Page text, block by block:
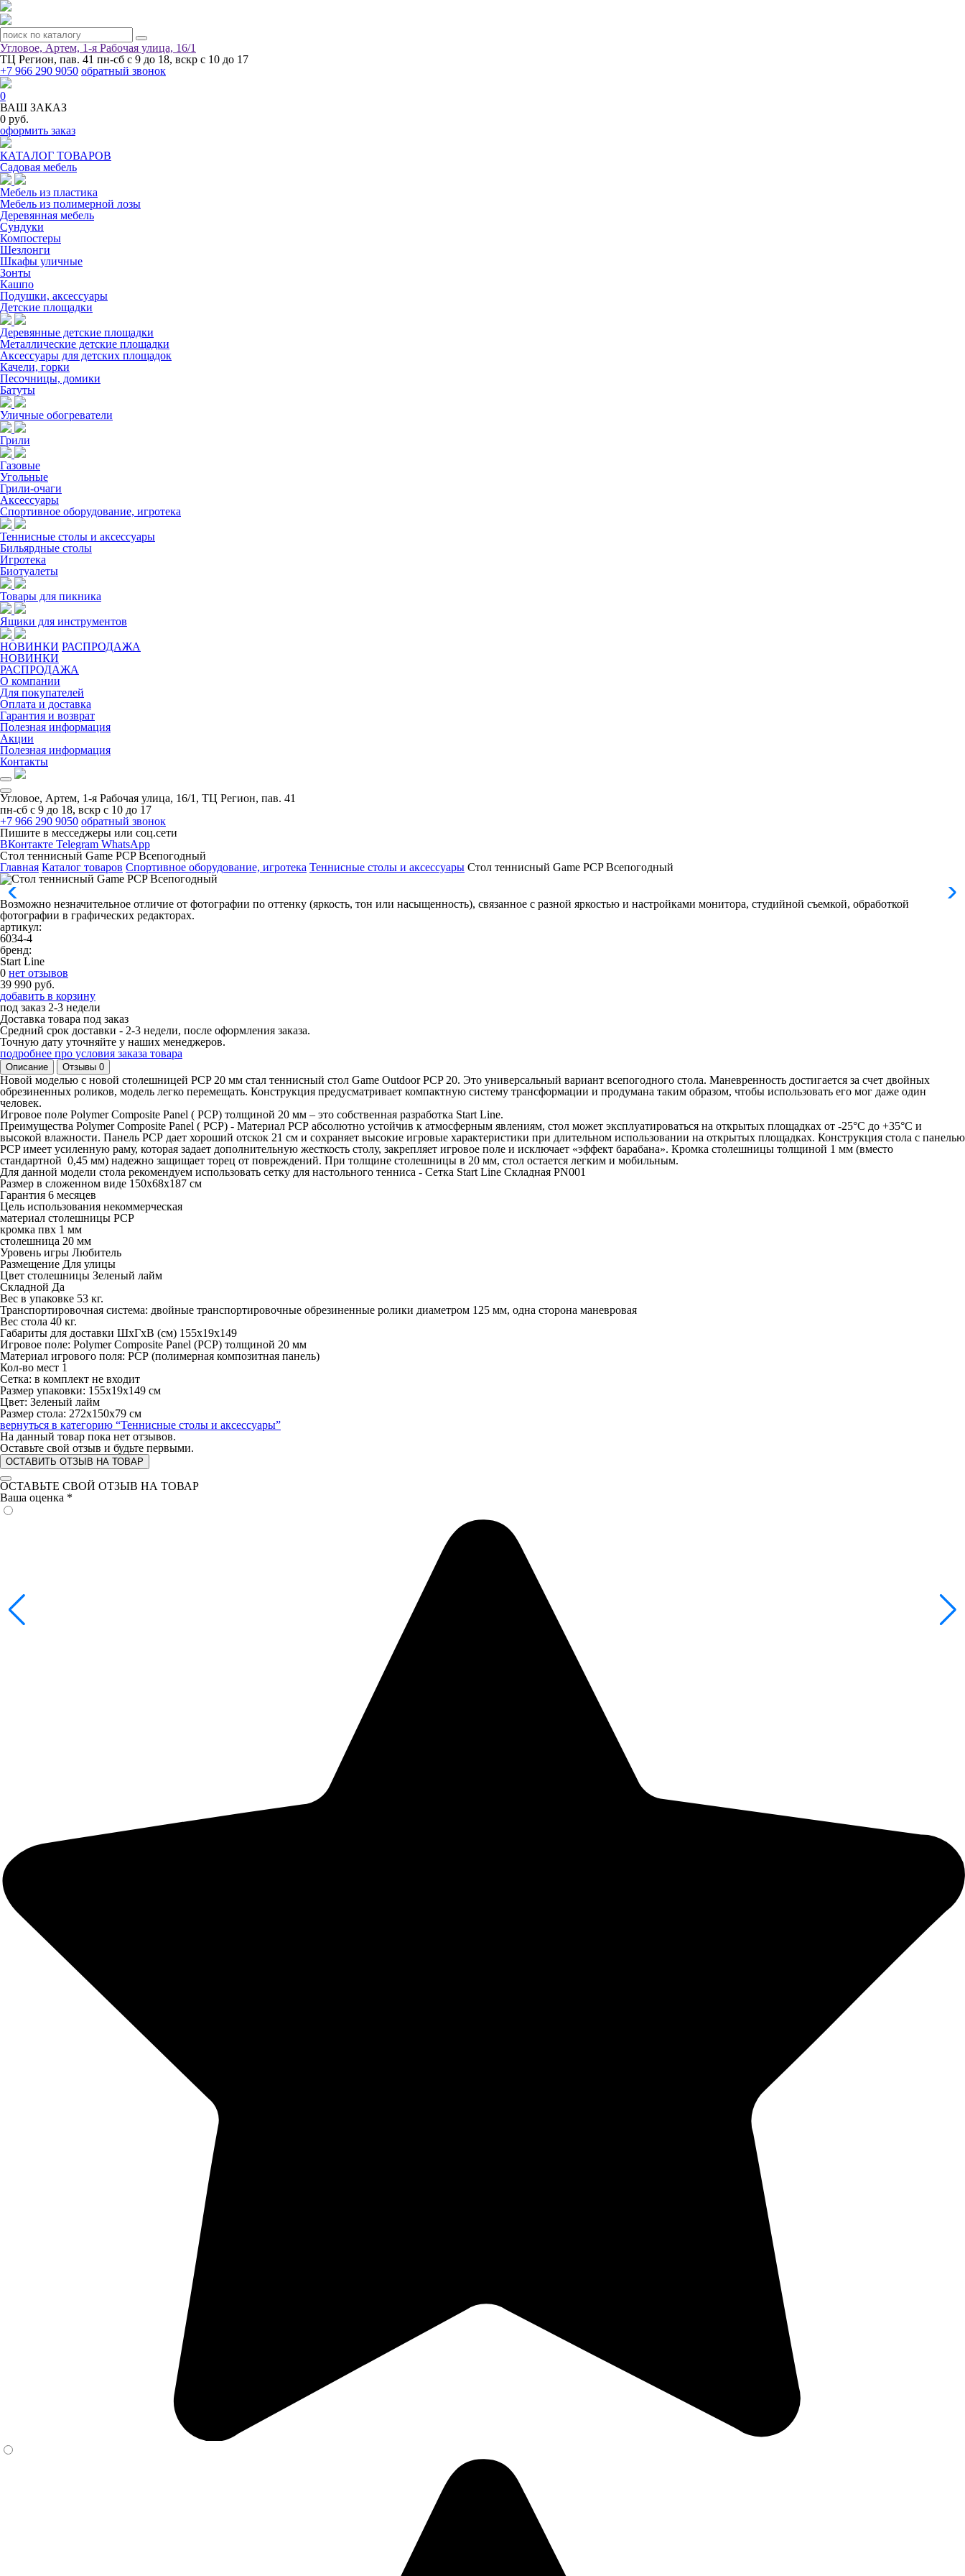
Угловое, Артем, ​1-я Рабочая улица, 16/1
ТЦ Регион, пав. 41 пн-сб с 9 до 18, вскр с 10 до 17
+7 966 290 9050 обратный звонок
0
ВАШ ЗАКАЗ
0 руб.
оформить заказ
КАТАЛОГ ТОВАРОВ
Садовая мебель
Мебель из пластика
Мебель из полимерной лозы
Деревянная мебель
Сундуки
Компостеры
Шезлонги
Шкафы уличные
Зонты
Кашпо
Подушки, аксессуары
Детские площадки
Деревянные детские площадки
Металлические детские площадки
Аксессуары для детских площадок
Качели, горки
Песочницы, домики
Батуты
Уличные обогреватели
Грили
Газовые
Угольные
Грили-очаги
Аксессуары
Спортивное оборудование, игротека
Теннисные столы и аксессуары
Бильярдные столы
Игротека
Биотуалеты
Товары для пикника
Ящики для инструментов
НОВИНКИ РАСПРОДАЖА
НОВИНКИ
РАСПРОДАЖА
О компании
Для покупателей
Оплата и доставка
Гарантия и возврат
Полезная информация
Акции
Полезная информация
Контакты
Угловое, Артем, ​1-я Рабочая улица, 16/1, ТЦ Регион, пав. 41
пн-сб с 9 до 18, вскр с 10 до 17
+7 966 290 9050 обратный звонок
Пишите в месседжеры или соц.сети
ВКонтакте Telegram WhatsApp
Стол теннисный Game PCP Всепогодный
Главная Каталог товаров Спортивное оборудование, игротека Теннисные столы и аксессуары Стол теннисный Game PCP Всепогодный
Возможно незначительное отличие от фотографии по оттенку (яркость, тон или насыщенность), связанное с разной яркостью и настройками монитора, студийной съемкой, обработкой
фотографии в графических редакторах.
артикул:
6034-4
бренд:
Start Line
0 нет отзывов
39 990 руб.
добавить в корзину
под заказ 2-3 недели
Доставка товара под заказ
Средний срок доставки - 2-3 недели, после оформления заказа.
Точную дату уточняйте у наших менеджеров.
подробнее про условия заказа товара
Описание Отзывы 0
Новой моделью с новой столешницей PCP 20 мм стал теннисный стол Game Outdoor PCP 20. Это универсальный вариант всепогодного стола. Маневренность достигается за счет двойных
обрезиненных роликов, модель легко перемещать. Конструкция предусматривает компактную систему трансформации и продумана таким образом, чтобы использовать его мог даже один
человек.
Игровое поле Polymer Composite Panel ( PCP) толщиной 20 мм – это собственная разработка Start Line.
Преимущества Polymer Composite Panel ( PCP) - Материал РСР абсолютно устойчив к атмосферным явлениям, стол может эксплуатироваться на открытых площадках от -25°С до +35°С и
высокой влажности. Панель РСР дает хороший отскок 21 см и сохраняет высокие игровые характеристики при длительном использовании на открытых площадках. Конструкция стола с панелью
PCP имеет усиленную раму, которая задает дополнительную жесткость столу, закрепляет игровое поле и исключает «эффект барабана». Кромка столешницы толщиной 1 мм (вместо
стандартной 0,45 мм) надежно защищает торец от повреждений. При толщине столешницы в 20 мм, стол остается легким и мобильным.
Для данной модели стола рекомендуем использовать сетку для настольного тенниса - Сетка Start Line Складная PN001
Размер в сложенном виде 150х68х187 см
Гарантия 6 месяцев
Цель использования некоммерческая
материал столешницы PCP
кромка пвх 1 мм
столешница 20 мм
Уровень игры Любитель
Размещение Для улицы
Цвет столешницы Зеленый лайм
Складной Да
Вес в упаковке 53 кг.
Транспортировочная система: двойные транспортировочные обрезиненные ролики диаметром 125 мм, одна сторона маневровая
Вес стола 40 кг.
Габариты для доставки ШхГхВ (см) 155х19х149
Игровое поле: Polymer Composite Panel (PCP) толщиной 20 мм
Материал игрового поля: РСР (полимерная композитная панель)
Кол-во мест 1
Сетка: в комплект не входит
Размер упаковки: 155х19х149 см
Цвет: Зеленый лайм
Размер стола: 272х150х79 см
вернуться в категорию “Теннисные столы и аксессуары”
На данный товар пока нет отзывов.
Оставьте свой отзыв и будьте первыми.
ОСТАВИТЬ ОТЗЫВ НА ТОВАР
ОСТАВЬТЕ СВОЙ ОТЗЫВ НА ТОВАР
Ваша оценка *